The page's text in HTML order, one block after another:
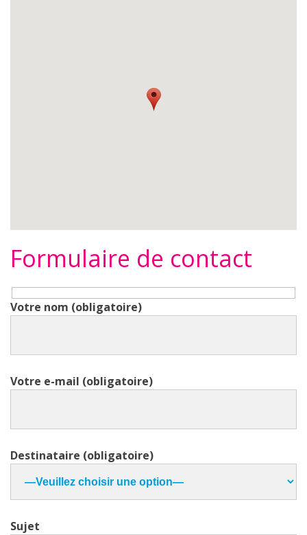
Formulaire de contact
Votre nom (obligatoire)
Votre e-mail (obligatoire)
Destinataire (obligatoire)
Sujet